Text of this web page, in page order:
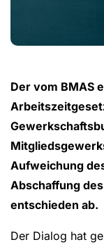
Der vom BMAS
Aufweichung
Abschaffung
entschieden ab.
Der Dialog hat